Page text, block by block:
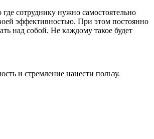
сотруднику нужно самостоятельно
эффективностью. При этом постоянно
над собой. Не каждому такое будет
и стремление нанести пользу.